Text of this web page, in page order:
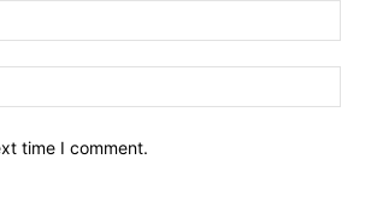
time I comment.